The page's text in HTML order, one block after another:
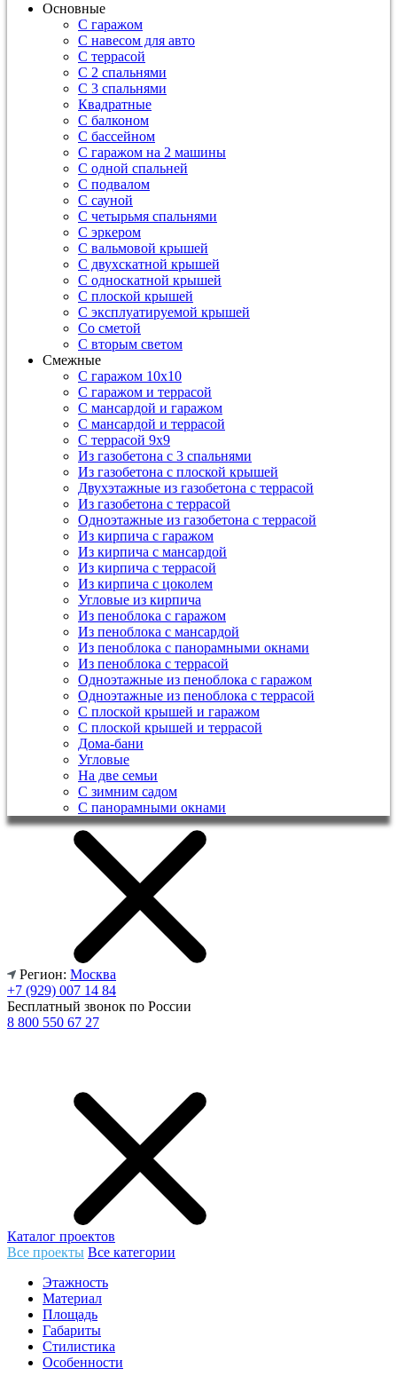
Основные
С гаражом
С навесом для авто
С террасой
С 2 спальнями
С 3 спальнями
Квадратные
С балконом
С бассейном
С гаражом на 2 машины
С одной спальней
С подвалом
С сауной
С четырьмя спальнями
С эркером
С вальмовой крышей
С двухскатной крышей
С односкатной крышей
С плоской крышей
С эксплуатируемой крышей
Со сметой
С вторым светом
Смежные
С гаражом 10х10
С гаражом и террасой
С мансардой и гаражом
С мансардой и террасой
С террасой 9х9
Из газобетона с 3 спальнями
Из газобетона с плоской крышей
Двухэтажные из газобетона с террасой
Из газобетона с террасой
Одноэтажные из газобетона с террасой
Из кирпича с гаражом
Из кирпича с мансардой
Из кирпича с террасой
Из кирпича с цоколем
Угловые из кирпича
Из пеноблока с гаражом
Из пеноблока с мансардой
Из пеноблока с панорамными окнами
Из пеноблока с террасой
Одноэтажные из пеноблока с гаражом
Одноэтажные из пеноблока с террасой
С плоской крышей и гаражом
С плоской крышей и террасой
Дома-бани
Угловые
На две семьи
С зимним садом
С панорамными окнами
Регион: Москва
+7 (929) 007 14 84
Бесплатный звонок по России
8 800 550 67 27
Каталог проектов
Все проекты Все категории
Этажность
Материал
Площадь
Габариты
Стилистика
Особенности